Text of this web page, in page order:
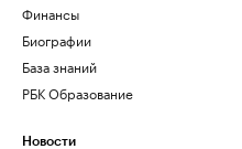
Финансы
Биографии
База знаний
РБК Образование
Новости